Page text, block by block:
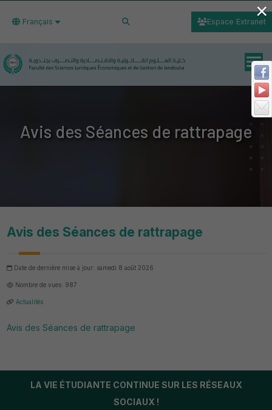
Français Espace Extranet
Avis des Séances de rattrapage
Avis des Séances de rattrapage
Date de dernière mise à jour: samedi 8 août 2026
Nombre de vues: 987
Actualités
Avis des Séances de rattrapage
LA VIE ÉTUDIANTE CONTINUE SUR LES RÉSEAUX
SOCIAUX !
×